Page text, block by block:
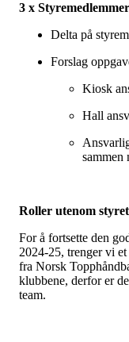
3 x
Delta på
Forslag
Kiosk
Hall
sammen
Roller utenom styret
For å fortsette den
2024-25, trenger vi
fra Norsk
klubbene, derfor er
team.